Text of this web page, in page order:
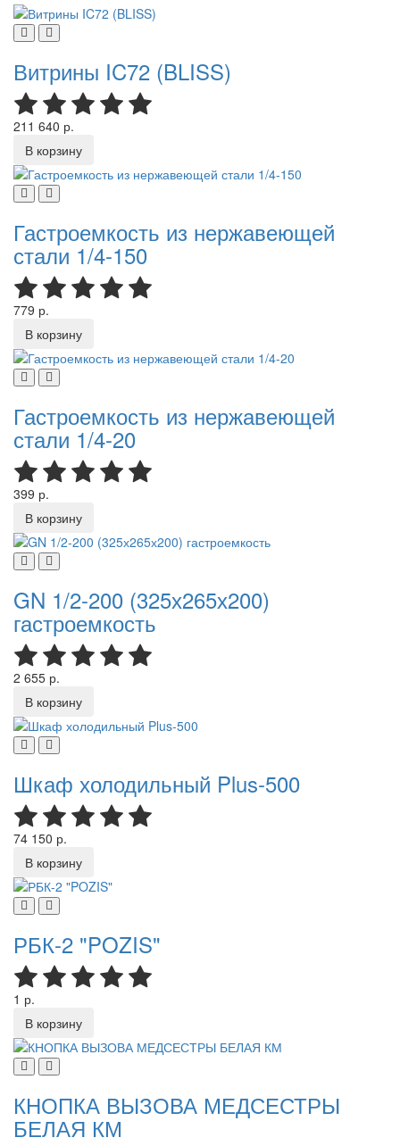
Витрины IC72 (BLISS)
211 640 р.
В корзину
Гастроемкость из нержавеющей
стали 1/4-150
779 р.
В корзину
Гастроемкость из нержавеющей
стали 1/4-20
399 р.
В корзину
GN 1/2-200 (325х265х200)
гастроемкость
2 655 р.
В корзину
Шкаф холодильный Plus-500
74 150 р.
В корзину
РБК-2 "POZIS"
1 р.
В корзину
КНОПКА ВЫЗОВА МЕДСЕСТРЫ
БЕЛАЯ КМ